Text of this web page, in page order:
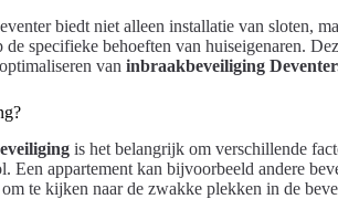
biedt niet alleen installatie van sloten,
specifieke behoeften van huiseigenaren.
van inbraakbeveiliging
is het belangrijk om verschillende
Een appartement kan bijvoorbeeld andere
te kijken naar de zwakke plekken in de